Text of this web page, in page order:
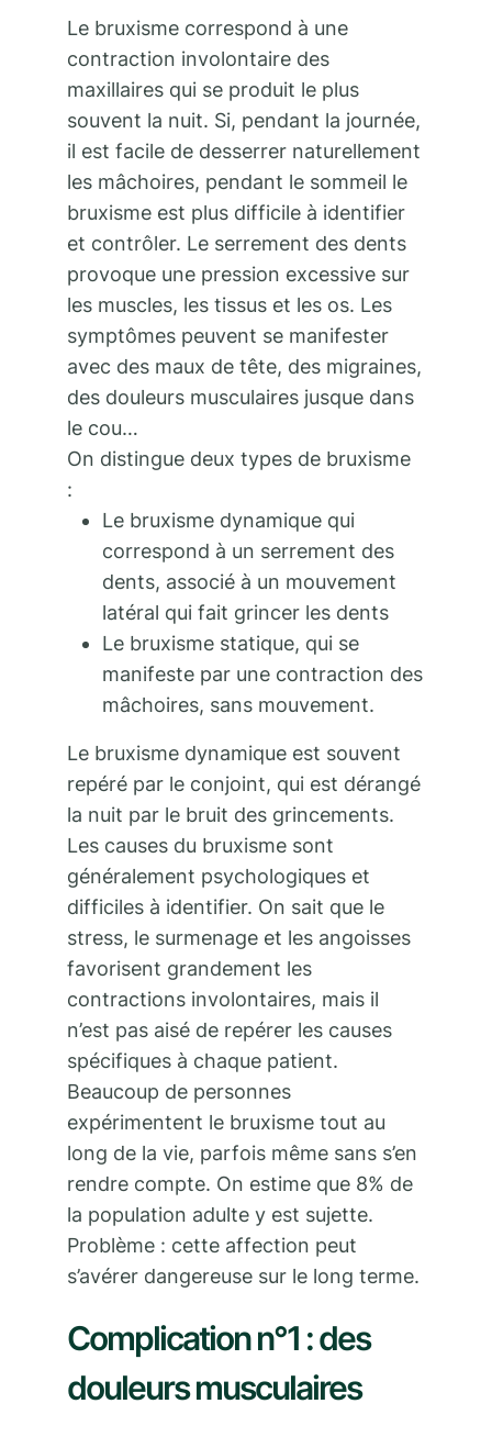
Le bruxisme correspond à une
contraction involontaire des
maxillaires qui se produit le plus
souvent la nuit. Si, pendant la journée,
il est facile de desserrer naturellement
les mâchoires, pendant le sommeil le
bruxisme est plus difficile à identifier
et contrôler. Le serrement des dents
provoque une pression excessive sur
les muscles, les tissus et les os. Les
symptômes peuvent se manifester
avec des maux de tête, des migraines,
des douleurs musculaires jusque dans
le cou…
On distingue deux types de bruxisme
:
Le bruxisme dynamique qui
correspond à un serrement des
dents, associé à un mouvement
latéral qui fait grincer les dents
Le bruxisme statique, qui se
manifeste par une contraction des
mâchoires, sans mouvement.
Le bruxisme dynamique est souvent
repéré par le conjoint, qui est dérangé
la nuit par le bruit des grincements.
Les causes du bruxisme sont
généralement psychologiques et
difficiles à identifier. On sait que le
stress, le surmenage et les angoisses
favorisent grandement les
contractions involontaires, mais il
n’est pas aisé de repérer les causes
spécifiques à chaque patient.
Beaucoup de personnes
expérimentent le bruxisme tout au
long de la vie, parfois même sans s’en
rendre compte. On estime que 8% de
la population adulte y est sujette.
Problème : cette affection peut
s’avérer dangereuse sur le long terme.
Complication n°1 : des
douleurs musculaires